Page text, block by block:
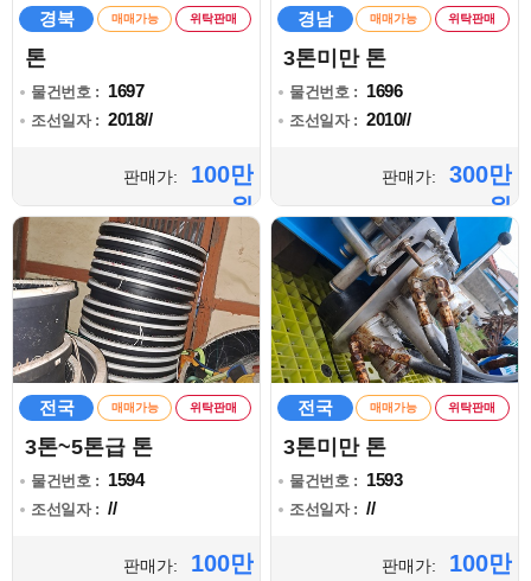
경북 매매가능 위탁판매
톤
물건번호 : 1697
조선일자 : 2018//
판매가:
100만
원
경남 매매가능 위탁판매
3톤미만 톤
물건번호 : 1696
조선일자 : 2010//
판매가:
300만
원
전국 매매가능 위탁판매
3톤~5톤급 톤
물건번호 : 1594
조선일자 : //
판매가:
100만
전국 매매가능 위탁판매
3톤미만 톤
물건번호 : 1593
조선일자 : //
판매가:
100만